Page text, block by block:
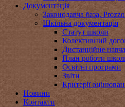
Документація
Законодавча база,
Шкільна документація
Статут школи
Колективний
Дистанційне
План роботи
Освітні програми
Звіти
Критерії
Новини
Контакти